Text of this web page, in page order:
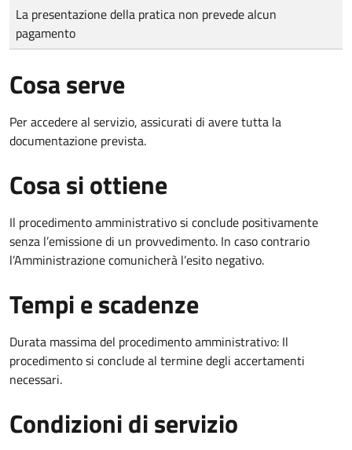
Tipo di pagamento
Importo
La presentazione della pratica non prevede alcun
pagamento
Cosa serve
Per accedere al servizio, assicurati di avere tutta la
documentazione prevista.
Cosa si ottiene
Il procedimento amministrativo si conclude positivamente
senza l’emissione di un provvedimento. In caso contrario
l’Amministrazione comunicherà l’esito negativo.
Tempi e scadenze
Durata massima del procedimento amministrativo: Il
procedimento si conclude al termine degli accertamenti
necessari.
Condizioni di servizio